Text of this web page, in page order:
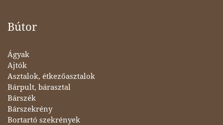
Bútor
Ágyak
Ajtók
Asztalok, étkezőasztalok
Bárpult, bárasztal
Bárszék
Bárszekrény
Bortartó szekrények